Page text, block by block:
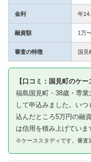
金利 年
融資額 1万
審査の特徴 国見
【口コミ：国見町のケー
福島国見町・38歳・専
して申込みました。い
込んだところ5万円の融
は信用を積み上げていま
※ケーススタディです。審査